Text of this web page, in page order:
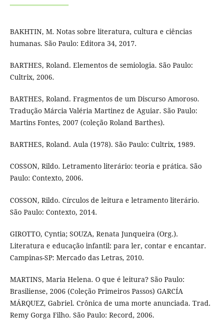
BAKHTIN, M. Notas sobre literatura, cultura e ciências
humanas. São Paulo: Editora 34, 2017.
BARTHES, Roland. Elementos de semiologia. São Paulo:
Cultrix, 2006.
BARTHES, Roland. Fragmentos de um Discurso Amoroso.
Tradução Márcia Valéria Martinez de Aguiar. São Paulo:
Martins Fontes, 2007 (coleção Roland Barthes).
BARTHES, Roland. Aula (1978). São Paulo: Cultrix, 1989.
COSSON, Rildo. Letramento literário: teoria e prática. São
Paulo: Contexto, 2006.
COSSON, Rildo. Círculos de leitura e letramento literário.
São Paulo: Contexto, 2014.
GIROTTO, Cyntia; SOUZA, Renata Junqueira (Org.).
Literatura e educação infantil: para ler, contar e encantar.
Campinas-SP: Mercado das Letras, 2010.
MARTINS, Maria Helena. O que é leitura? São Paulo:
Brasiliense, 2006 (Coleção Primeiros Passos) GARCÍA
MÁRQUEZ, Gabriel. Crônica de uma morte anunciada. Trad.
Remy Gorga Filho. São Paulo: Record, 2006.